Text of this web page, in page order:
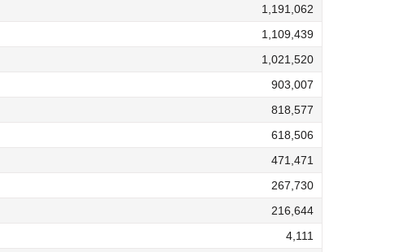
1,191,062
1,109,439
1,021,520
903,007
818,577
618,506
471,471
267,730
216,644
4,111